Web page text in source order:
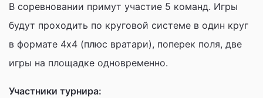
В соревновании примут участие 5 команд. Игры
будут проходить по круговой системе в один круг
в формате 4х4 (плюс вратари), поперек поля, две
игры на площадке одновременно.
Участники турнира: